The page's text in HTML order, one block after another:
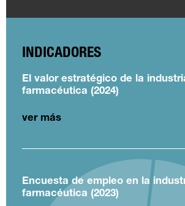
INDICADORES
El valor estratégico de la
farmacéutica (2024)
ver más
Encuesta de empleo en la
farmacéutica (2023)